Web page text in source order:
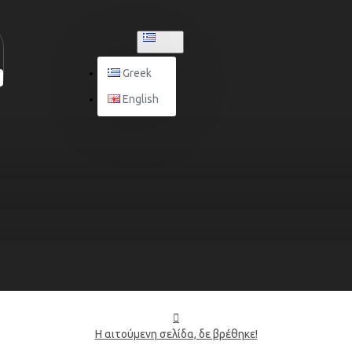
Greek
English
Η αιτούμενη σελίδα, δε βρέθηκε!